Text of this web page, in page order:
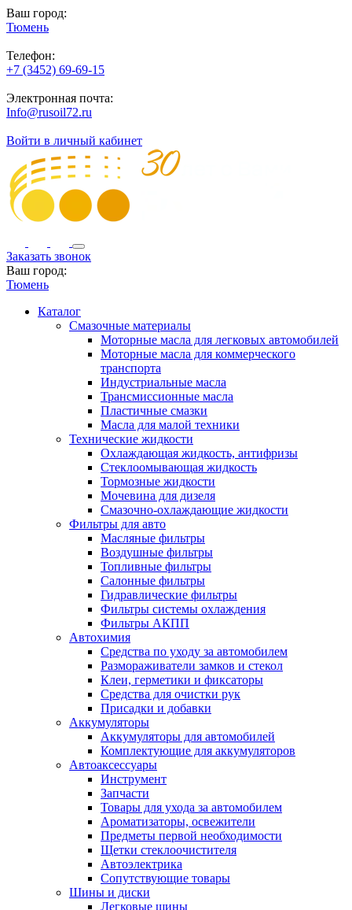
Ваш город:
Тюмень
Телефон:
+7 (3452) 69-69-15
Электронная почта:
Info@rusoil72.ru
Войти в личный кабинет
Заказать звонок
Ваш город:
Тюмень
Каталог
Смазочные материалы
Моторные масла для легковых автомобилей
Моторные масла для коммерческого
транспорта
Индустриальные масла
Трансмиссионные масла
Пластичные смазки
Масла для малой техники
Технические жидкости
Охлаждающая жидкость, антифризы
Стеклоомывающая жидкость
Тормозные жидкости
Мочевина для дизеля
Смазочно-охлаждающие жидкости
Фильтры для авто
Масляные фильтры
Воздушные фильтры
Топливные фильтры
Салонные фильтры
Гидравлические фильтры
Фильтры системы охлаждения
Фильтры АКПП
Автохимия
Средства по уходу за автомобилем
Размораживатели замков и стекол
Клеи, герметики и фиксаторы
Средства для очистки рук
Присадки и добавки
Аккумуляторы
Аккумуляторы для автомобилей
Комплектующие для аккумуляторов
Автоаксессуары
Инструмент
Запчасти
Товары для ухода за автомобилем
Ароматизаторы, освежители
Предметы первой необходимости
Щетки стеклоочистителя
Автоэлектрика
Сопутствующие товары
Шины и диски
Легковые шины